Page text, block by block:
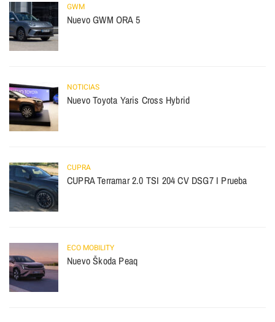
GWM
Nuevo GWM ORA 5
NOTICIAS
Nuevo Toyota Yaris Cross Hybrid
CUPRA
CUPRA Terramar 2.0 TSI 204 CV DSG7 I Prueba
ECO MOBILITY
Nuevo Škoda Peaq